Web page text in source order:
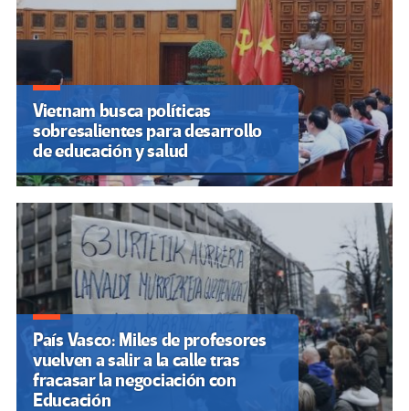
Vietnam busca políticas
sobresalientes para desarrollo
de educación y salud
País Vasco: Miles de profesores
vuelven a salir a la calle tras
fracasar la negociación con
Educación